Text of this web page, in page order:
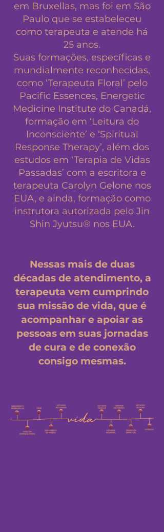
em Bruxellas, mas foi em São
Paulo que se estabeleceu
como terapeuta e atende há
25 anos.
Suas formações, específicas e
mundialmente reconhecidas,
como ‘Terapeuta Floral’ pelo
Pacific Essences, Energetic
Medicine Institute do Canadá,
formação em ‘Leitura do
Inconsciente’ e ‘Spiritual
Response Therapy’, além dos
estudos em ‘Terapia de Vidas
Passadas’ com a escritora e
terapeuta Carolyn Gelone nos
EUA, e ainda, formação como
instrutora autorizada pelo Jin
Shin Jyutsu® nos EUA.
.
Nessas mais de duas
décadas de atendimento, a
terapeuta vem cumprindo
sua missão de vida, que é
acompanhar e apoiar as
pessoas em suas jornadas
de cura e de conexão
consigo mesmas.
.